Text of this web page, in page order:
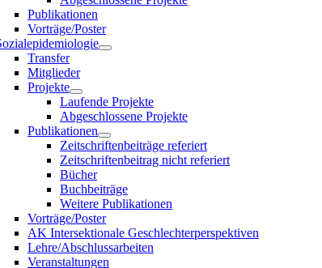
Publikationen
Vorträge/Poster
Transfer
Mitglieder
Projekte
Laufende Projekte
Abgeschlossene Projekte
Publikationen
Zeitschriftenbeiträge referiert
Zeitschriftenbeitrag nicht referiert
Bücher
Buchbeiträge
Weitere Publikationen
Vorträge/Poster
AK Intersektionale Geschlechterperspektiven
Lehre/Abschlussarbeiten
Veranstaltungen